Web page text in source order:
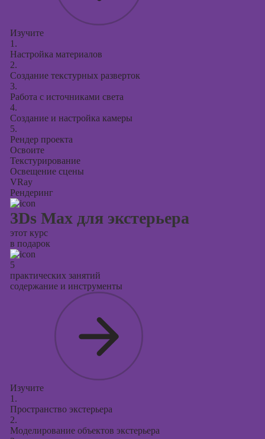
Изучите
1.
Настройка материалов
2.
Создание текстурных разверток
3.
Работа с источниками света
4.
Создание и настройка камеры
5.
Рендер проекта
Освоите
Текстурирование
Освещение сцены
VRay
Рендеринг
3Ds Max для экстерьера
этот курс
в подарок
5
практических занятий
содержание и инструменты
Изучите
1.
Пространство экстерьера
2.
Моделирование объектов экстерьера